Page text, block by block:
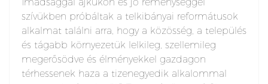
szívükben próbáltak a telkibányai reformátusok
alkalmat találni arra, hogy a közösség, a település
és tágabb környezetük lelkileg, szellemileg
megerősödve és élményekkel gazdagon
térhessenek haza a tizenegyedik alkalommal